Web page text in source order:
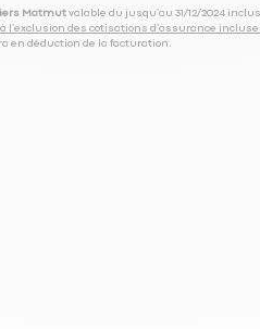
Matmut valable du jusqu’au 31/12/2024
à l’exclusion des cotisations d’assurance
en déduction de la facturation.